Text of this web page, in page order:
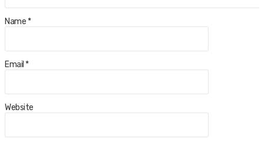
Name *
Email *
Website